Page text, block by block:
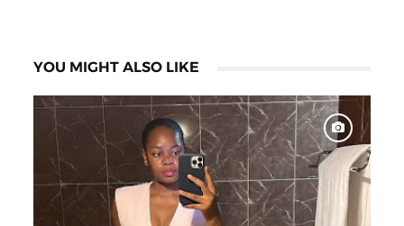
YOU MIGHT ALSO LIKE